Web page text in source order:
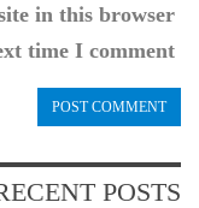
in this browser
time I comment.
POSTS